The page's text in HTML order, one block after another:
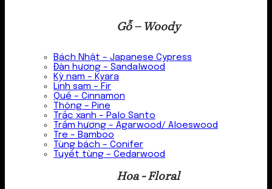
Gỗ – Woody
Bách Nhật – Japanese Cypress
Đàn hương – Sandalwood
Kỳ nam – Kyara
Linh sam – Fir
Quế – Cinnamon
Thông – Pine
Trắc xanh – Palo Santo
Trầm hương – Agarwood/ Aloeswood
Tre – Bamboo
Tùng bách – Conifer
Tuyết tùng – Cedarwood
Hoa - Floral